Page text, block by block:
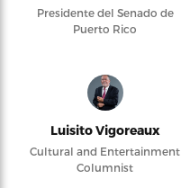
Presidente del Senado de
Puerto Rico
Luisito Vigoreaux
Cultural and Entertainment
Columnist